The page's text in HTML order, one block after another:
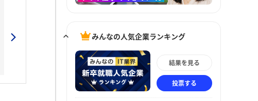
みんなの人気企業ランキング
結果を見る
投票する